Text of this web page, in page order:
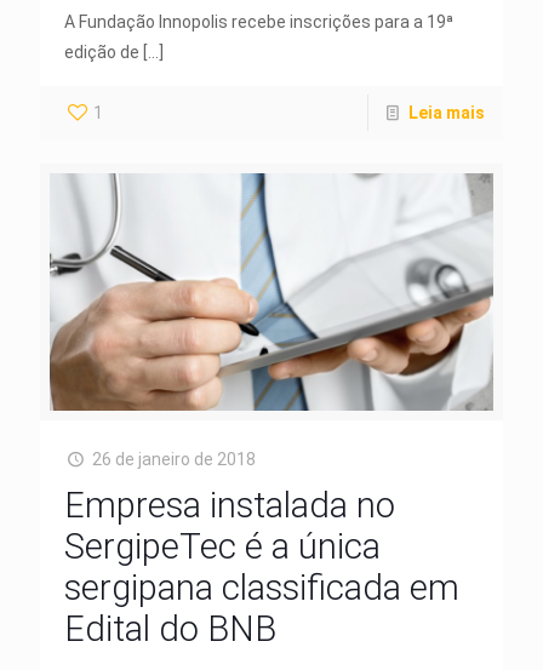
A Fundação Innopolis recebe inscrições para a 19ª
edição de […]
1 Leia mais
26 de janeiro de 2018
Empresa instalada no
SergipeTec é a única
sergipana classificada em
Edital do BNB